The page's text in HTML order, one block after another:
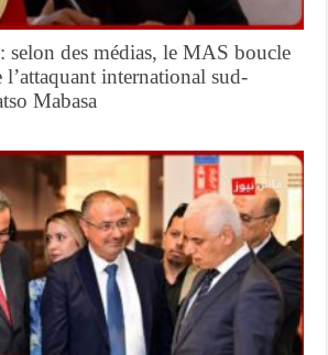
selon des médias, le MAS boucle
l’attaquant international sud-
Mabasa